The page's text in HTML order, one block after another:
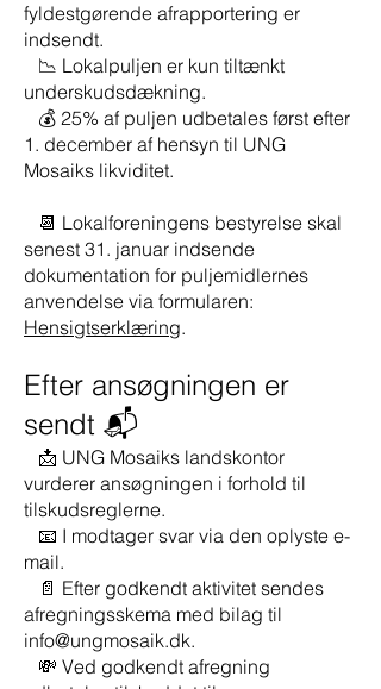
fyldestgørende afrapportering er
indsendt.
📉 Lokalpuljen er kun tiltænkt
underskudsdækning.
💰 25% af puljen udbetales først efter
1. december af hensyn til UNG
Mosaiks likviditet.
📆 Lokalforeningens bestyrelse skal
senest 31. januar indsende
dokumentation for puljemidlernes
anvendelse via formularen:
Hensigtserklæring.
Efter ansøgningen er
sendt 📬
📩 UNG Mosaiks landskontor
vurderer ansøgningen i forhold til
tilskudsreglerne.
📧 I modtager svar via den oplyste e-
mail.
📄 Efter godkendt aktivitet sendes
afregningsskema med bilag til
info@ungmosaik.dk.
💸 Ved godkendt afregning